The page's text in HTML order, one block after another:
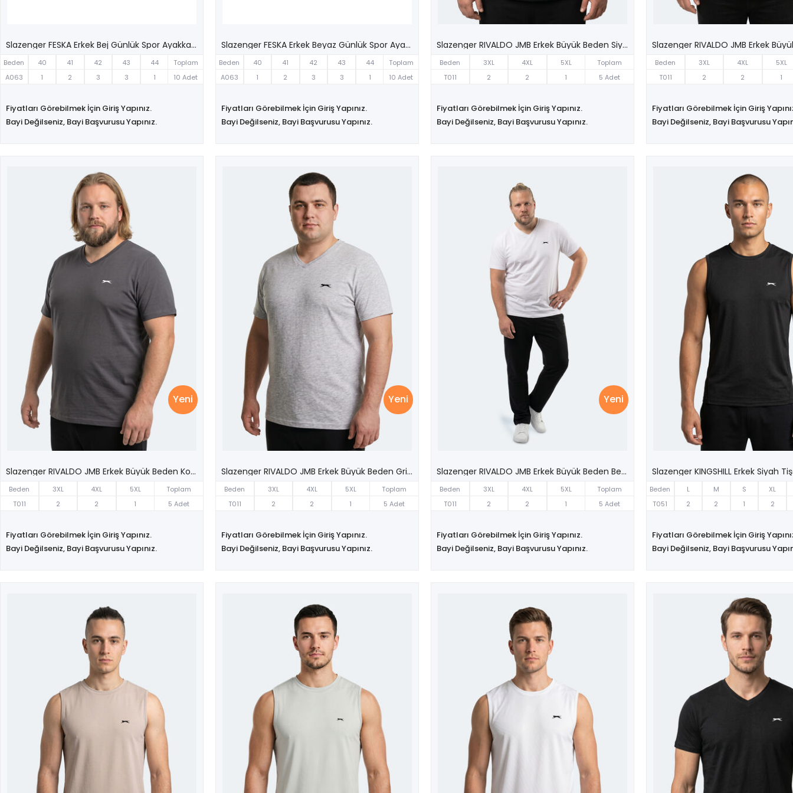
Slazenger FESKA Erkek Bej Günlük Spor Ayakkabısı
Beden 40 41 42 43 44
Toplam
A063
1 2 3 3 1 10 Adet
Fiyatları Görebilmek İçin Giriş Yapınız.
Bayi Değilseniz, Bayi Başvurusu Yapınız.
Slazenger FESKA Erkek Beyaz Günlük Spor Ayakkabısı
Beden 40 41 42 43 44
Toplam
A063
1 2 3 3 1 10 Adet
Fiyatları Görebilmek İçin Giriş Yapınız.
Bayi Değilseniz, Bayi Başvurusu Yapınız.
Slazenger RIVALDO JMB Erkek Büyük Beden Siyah Tişört
Beden 3XL 4XL 5XL
Toplam
T011
2 2 1 5 Adet
Fiyatları Görebilmek İçin Giriş Yapınız.
Bayi Değilseniz, Bayi Başvurusu Yapınız.
Beden 3XL 4XL
5XL
T011
2 2 1
Fiyatları Görebilmek İçin Giriş
Bayi Değilseniz, Bayi Başvurusu
Yeni
Slazenger RIVALDO JMB Erkek Büyük Beden Koyu Gri Tişört
Beden 3XL 4XL 5XL
Toplam
T011
2 2 1 5 Adet
Fiyatları Görebilmek İçin Giriş Yapınız.
Bayi Değilseniz, Bayi Başvurusu Yapınız.
Yeni
Slazenger RIVALDO JMB Erkek Büyük Beden Gri Tişört
Beden 3XL 4XL 5XL
Toplam
T011
2 2 1 5 Adet
Fiyatları Görebilmek İçin Giriş Yapınız.
Bayi Değilseniz, Bayi Başvurusu Yapınız.
Yeni
Slazenger RIVALDO JMB Erkek Büyük Beden Beyaz Tişört
Beden 3XL 4XL 5XL
Toplam
T011
2 2 1 5 Adet
Fiyatları Görebilmek İçin Giriş Yapınız.
Bayi Değilseniz, Bayi Başvurusu Yapınız.
Slazenger KINGSHILL Erkek Siyah
Beden L M S
XL
T051
2 2 1 2
Fiyatları Görebilmek İçin Giriş
Bayi Değilseniz, Bayi Başvurusu